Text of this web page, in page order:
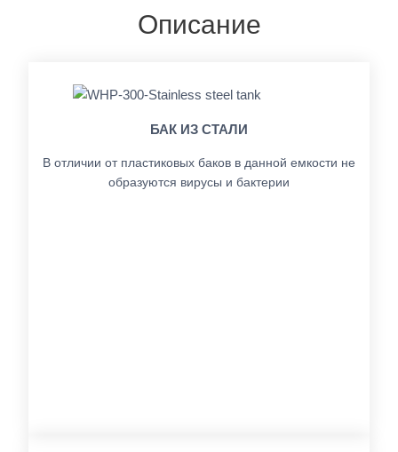
Описание
БАК ИЗ СТАЛИ
В отличии от пластиковых баков в данной емкости не
образуются вирусы и бактерии